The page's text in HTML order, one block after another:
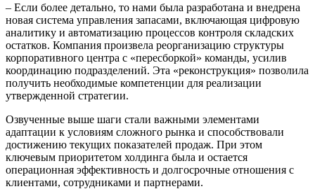
– Если более детально, то нами была разработана и внедрена
новая система управления запасами, включающая цифровую
аналитику и автоматизацию процессов контроля складских
остатков. Компания произвела реорганизацию структуры
корпоративного центра с «пересборкой» команды, усилив
координацию подразделений. Эта «реконструкция» позволила
получить необходимые компетенции для реализации
утвержденной стратегии.
Озвученные выше шаги стали важными элементами
адаптации к условиям сложного рынка и способствовали
достижению текущих показателей продаж. При этом
ключевым приоритетом холдинга была и остается
операционная эффективность и долгосрочные отношения с
клиентами, сотрудниками и партнерами.